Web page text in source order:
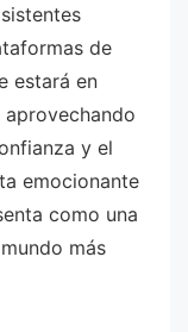
de
estará en
y el
emocionante
como una
más